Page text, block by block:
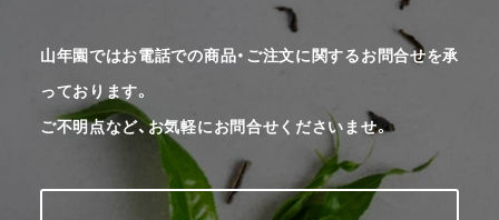
山年園ではお電話での商品・ご注文に関するお問合せを承
っております。
ご不明点など、お気軽にお問合せくださいませ。